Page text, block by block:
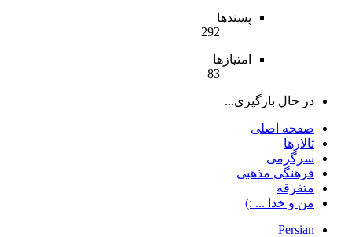
پسندها
292
امتیازها
83
در حال بارگیری...
صفحه اصلی
تالارها
سرگرمی
فرهنگی مذهبی
متفرقه
من و خدا ... :)
Persian